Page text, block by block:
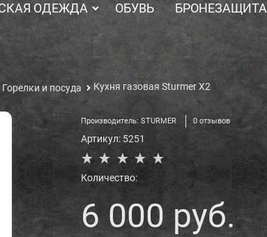
ОДЕЖДА ОБУВЬ БРОНЕЗАЩИТА
Горелки и посуда Кухня газовая Sturmer X2
Производитель: STURMER 0 отзывов
Артикул: 5251
Количество:
6 000 руб.